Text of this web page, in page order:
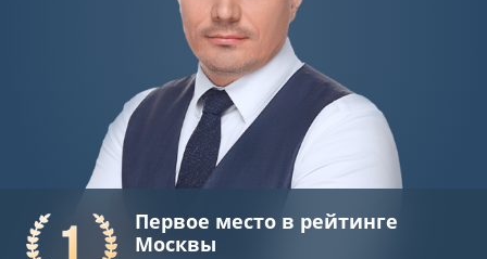
Первое место в рейтинге
Москвы